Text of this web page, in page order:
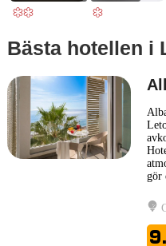
Bästa hotellen i
gör
en